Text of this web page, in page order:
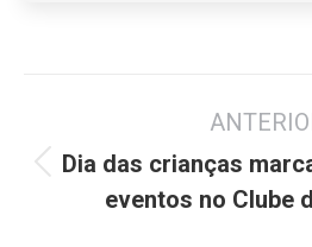
post:Dia das crianças
eventos no Clube